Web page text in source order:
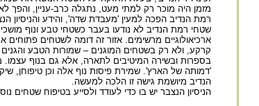
מזמן היה מוכר רק למתי מעט, נתגלה כרב-עניין, והפך
רמת הנדיב הפכה למעין 'מעבדת שדה', והידע והניסיון
שטחי רמת הנדיב לא נודעו בעבר כשטחי טבע ונוף
ארכיאולוגיים מרשימים. אזור זה דומה לשטחים
קרקע, ולא רק בשטחים המוגנים – שמורות הטבע
בספרות ובשירה המיטיבים לתארה, אלא גם בנוף
'דמותה של הארץ'. שמירת פיסות נוף אלה וכן טיפוחן,
הנדיב מיושמת גישה זו הלכה למעשה.
הניסיון הנצבר יש בו כדי לעודד ולסייע בטיפוח שטחים